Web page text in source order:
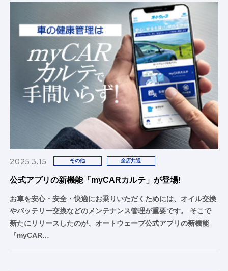
2025.3.15 その他 全店共通
公式アプリの新機能「myCARカルテ」が登場!
お車を安心・安全・快適にお乗りいただくためには、オイル交換
やバッテリー交換などのメンテナンス管理が重要です。 そこで
新たにリリースしたのが、オートウェーブ公式アプリの新機能
『myCAR…